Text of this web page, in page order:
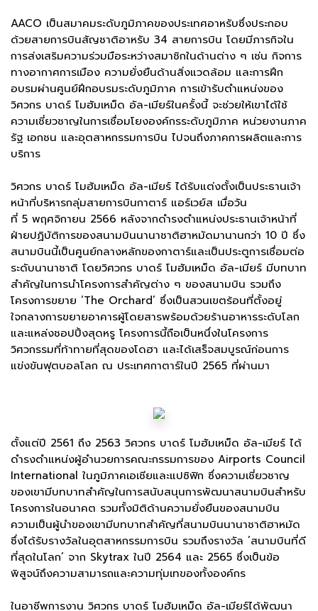
AACO เป็นสมาคมระดับภูมิภาคของประเทศอาหรับซึ่งประกอบ
ด้วยสายการบินสัญชาติอาหรับ 34 สายการบิน โดยมีภารกิจใน
การส่งเสริมความร่วมมือระหว่างสมาชิกในด้านต่าง ๆ เช่น กิจการ
ทางอากาศการเมือง ความยั่งยืนด้านสิ่งแวดล้อม และการฝึก
อบรมผ่านศูนย์ฝึกอบรมระดับภูมิภาค การเข้ารับตำแหน่งของ
วิศวกร บาดร์ โมฮัมเหม็ด อัล-เมียร์ในครั้งนี้ จะช่วยให้เขาได้ใช้
ความเชี่ยวชาญในการเชื่อมโยงองค์กรระดับภูมิภาค หน่วยงานภาค
รัฐ เอกชน และอุตสาหกรรมการบิน ไปจนถึงภาคการผลิตและการ
บริการ
วิศวกร บาดร์ โมฮัมเหม็ด อัล-เมียร์ ได้รับแต่งตั้งเป็นประธานเจ้า
หน้าที่บริหารกลุ่มสายการบินกาตาร์ แอร์เวย์ส เมื่อวัน
ที่ 5 พฤศจิกายน 2566 หลังจากดํารงตําแหน่งประธานเจ้าหน้าที่
ฝ่ายปฏิบัติการของสนามบินนานาชาติฮาหมัดมานานกว่า 10 ปี ซึ่ง
สนามบินนี้เป็นศูนย์กลางหลักของกาตาร์และเป็นประตูการเชื่อมต่อ
ระดับนานาชาติ โดยวิศวกร บาดร์ โมฮัมเหม็ด อัล-เมียร์ มีบทบาท
สําคัญในการนําโครงการสําคัญต่าง ๆ ของสนามบิน รวมถึง
โครงการขยาย ‘The Orchard’ ซึ่งเป็นสวนเขตร้อนที่ตั้งอยู่
ใจกลางการขยายอาคารผู้โดยสารพร้อมด้วยร้านอาหารระดับโลก
และแหล่งชอปปิ้งสุดหรู โครงการนี้ถือเป็นหนึ่งในโครงการ
วิศวกรรมที่ท้าทายที่สุดของโดฮา และได้เสร็จสมบูรณ์ก่อนการ
แข่งขันฟุตบอลโลก ณ ประเทศกาตาร์ในปี 2565 ที่ผ่านมา
ตั้งแต่ปี 2561 ถึง 2563 วิศวกร บาดร์ โมฮัมเหม็ด อัล-เมียร์ ได้
ดำรงตำแหน่งผู้อํานวยการคณะกรรมการของ Airports Council
International ในภูมิภาคเอเชียและแปซิฟิก ซึ่งความเชี่ยวชาญ
ของเขามีบทบาทสำคัญในการสนับสนุนการพัฒนาสนามบินสำหรับ
โครงการในอนาคต รวมทั้งมิติด้านความยั่งยืนของสนามบิน
ความเป็นผู้นําของเขามีบทบาทสําคัญที่สนามบินนานาชาติฮาหมัด
ซึ่งได้รับรางวัลในอุตสาหกรรมการบิน รวมถึงรางวัล ’สนามบินที่ดี
ที่สุดในโลก’ จาก Skytrax ในปี 2564 และ 2565 ซึ่งเป็นข้อ
พิสูจน์ถึงความสามารถและความทุ่มเทของทั้งองค์กร
ในอาชีพการงาน วิศวกร บาดร์ โมฮัมเหม็ด อัล-เมียร์ได้พัฒนา